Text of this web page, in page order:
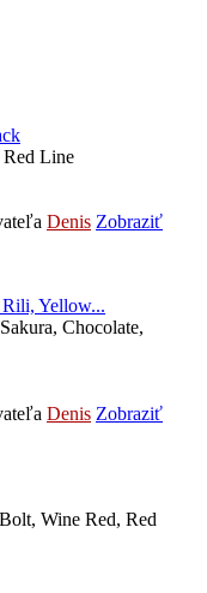
Red Line
Denis Zobraziť
Yellow...
Chocolate,
Denis Zobraziť
Wine Red, Red